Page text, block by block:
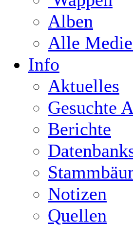
Alben
Alle
Info
Aktuelles
Gesuchte
Berichte
Notizen
Quellen